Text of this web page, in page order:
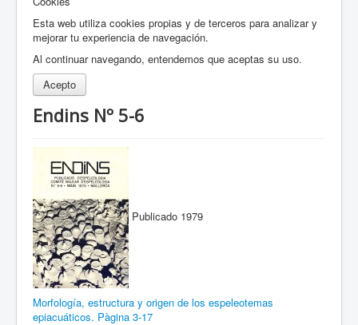
Esta web utiliza cookies propias y de terceros para analizar y
mejorar tu experiencia de navegación.
Al continuar navegando, entendemos que aceptas su uso.
Acepto
Endins Nº 5-6
Publicado 1979
Morfología, estructura y ori­gen de los espeleotemas
epiacuáticos. Pàgina 3-17